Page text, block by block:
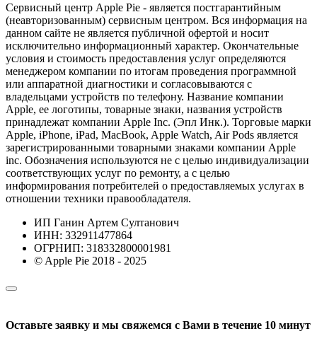
Сервисный центр Apple Pie - является постгарантийным
(неавторизованным) сервисным центром. Вся информация на
данном сайте не является публичной офертой и носит
исключительно информационный характер. Окончательные
условия и стоимость предоставления услуг определяются
менеджером компании по итогам проведения программной
или аппаратной диагностики и согласовываются с
владельцами устройств по телефону. Название компании
Apple, ее логотипы, товарные знаки, названия устройств
принадлежат компании Apple Inc. (Эпл Инк.). Торговые марки
Apple, iPhone, iPad, MacBook, Apple Watch, Air Pods является
зарегистрированными товарными знаками компании Apple
inc. Обозначения используются не с целью индивидуализации
соответствующих услуг по ремонту, а с целью
информирования потребителей о предоставляемых услугах в
отношении техники правообладателя.
ИП Ганин Артем Султанович
ИНН: 332911477864
ОГРНИП: 318332800001981
© Apple Pie 2018 - 2025
Оставьте заявку и мы свяжемся с Вами в течение 10 минут